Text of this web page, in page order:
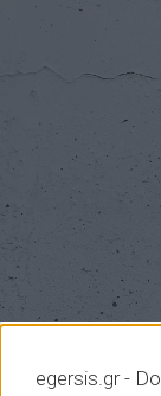
egersis.gr -